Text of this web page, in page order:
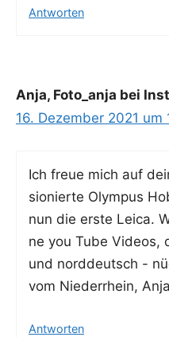
Antworten
Anja, Foto_anja bei
16. Dezember 2021 um
Ich freue mich auf
sio­nier­te Olym­pus
nun die ers­te Lei­ca.
ne you Tube Vide­os,
und nord­deutsch -
vom Nie­der­rhein, Anja
Antworten